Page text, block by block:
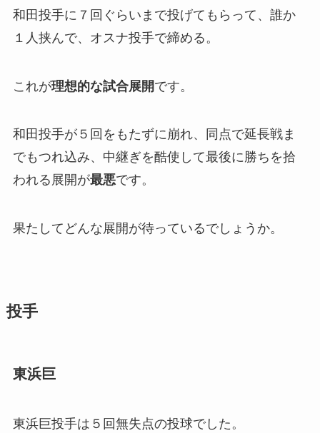
和田投手に７回ぐらいまで投げてもらって、誰か
１人挟んで、オスナ投手で締める。
これが理想的な試合展開です。
和田投手が５回をもたずに崩れ、同点で延長戦ま
でもつれ込み、中継ぎを酷使して最後に勝ちを拾
われる展開が最悪です。
果たしてどんな展開が待っているでしょうか。
投手
東浜巨
東浜巨投手は５回無失点の投球でした。